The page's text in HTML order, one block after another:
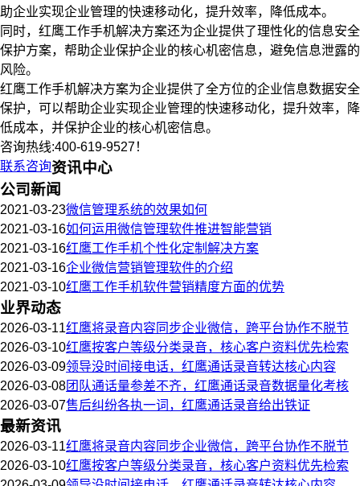
助企业实现企业管理的快速移动化，提升效率，降低成本。
同时，红鹰工作手机解决方案还为企业提供了理性化的信息安全
保护方案，帮助企业保护企业的核心机密信息，避免信息泄露的
风险。
红鹰工作手机解决方案为企业提供了全方位的企业信息数据安全
保护，可以帮助企业实现企业管理的快速移动化，提升效率，降
低成本，并保护企业的核心机密信息。
咨询热线:400-619-9527！
联系咨询资讯中心
公司新闻
2021-03-23微信管理系统的效果如何
2021-03-16如何运用微信管理软件推进智能营销
2021-03-16红鹰工作手机个性化定制解决方案
2021-03-16企业微信营销管理软件的介绍
2021-03-10红鹰工作手机软件营销精度方面的优势
业界动态
2026-03-11红鹰将录音内容同步企业微信，跨平台协作不脱节
2026-03-10红鹰按客户等级分类录音，核心客户资料优先检索
2026-03-09领导没时间接电话，红鹰通话录音转达核心内容
2026-03-08团队通话量参差不齐，红鹰通话录音数据量化考核
2026-03-07售后纠纷各执一词，红鹰通话录音给出铁证
最新资讯
2026-03-11红鹰将录音内容同步企业微信，跨平台协作不脱节
2026-03-10红鹰按客户等级分类录音，核心客户资料优先检索